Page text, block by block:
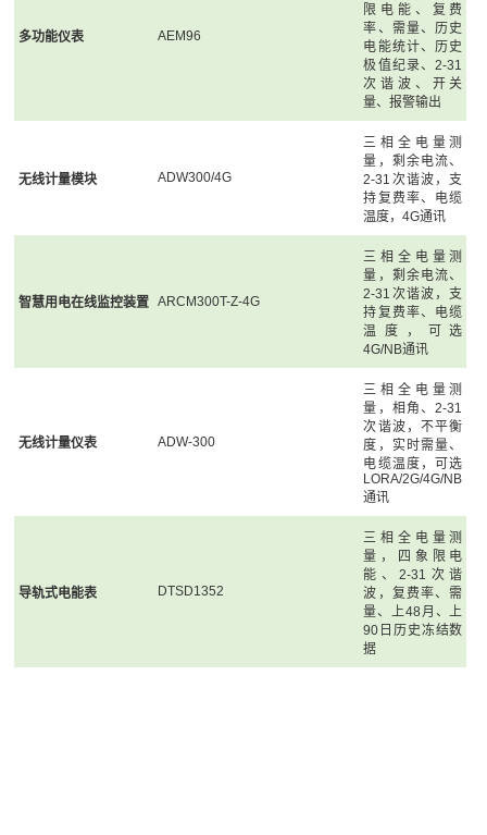
多功能仪表 AEM96
限电能、复费
率、需量、历史
电能统计、历史
极值纪录、2-31
次谐波、开关
量、报警输出
无线计量模块 ADW300/4G
三相全电量测
量，剩余电流、
2-31次谐波，支
持复费率、电缆
温度，4G通讯
智慧用电在线监控装置 ARCM300T-Z-4G
三相全电量测
量，剩余电流、
2-31次谐波，支
持复费率、电缆
温度，可选
4G/NB通讯
无线计量仪表 ADW-300
三相全电量测
量，相角、2-31
次谐波，不平衡
度，实时需量、
电缆温度，可选
LORA/2G/4G/NB
通讯
导轨式电能表 DTSD1352
三相全电量测
量，四象限电
能、2-31次谐
波，复费率、需
量、上48月、上
90日历史冻结数
据